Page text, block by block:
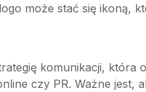
może stać się ikoną,
komunikacji, która
czy PR. Ważne jest,